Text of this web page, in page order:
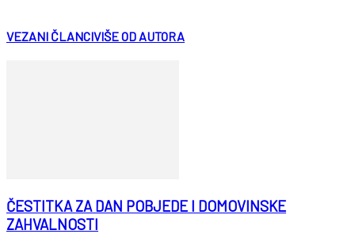
VEZANI ČLANCIVIŠE OD AUTORA
ČESTITKA ZA DAN POBJEDE I DOMOVINSKE
ZAHVALNOSTI